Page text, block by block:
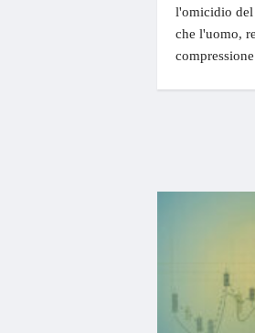
l'omicidio del
che l'uomo,